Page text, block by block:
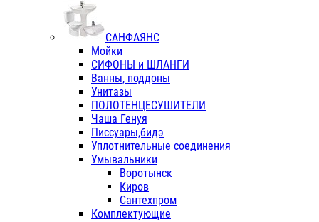
САНФАЯНС
Мойки
СИФОНЫ и ШЛАНГИ
Ванны, поддоны
Унитазы
ПОЛОТЕНЦЕСУШИТЕЛИ
Чаша Генуя
Писсуары,бидэ
Уплотнительные соединения
Умывальники
Воротынск
Киров
Сантехпром
Комплектующие